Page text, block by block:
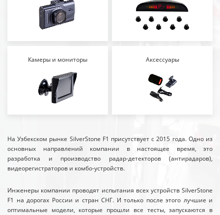
Камеры и мониторы Аксессуары
На Узбекском рынке SilverStone F1 присутствует с 2015 года. Одно из
основных направлений компании в настоящее время, это
разработка и производство радар-детекторов (антирадаров),
видеорегистраторов и комбо-устройств.
Инженеры компании проводят испытания всех устройств SilverStone
F1 на дорогах России и стран СНГ. И только после этого лучшие и
оптимальные модели, которые прошли все тесты, запускаются в